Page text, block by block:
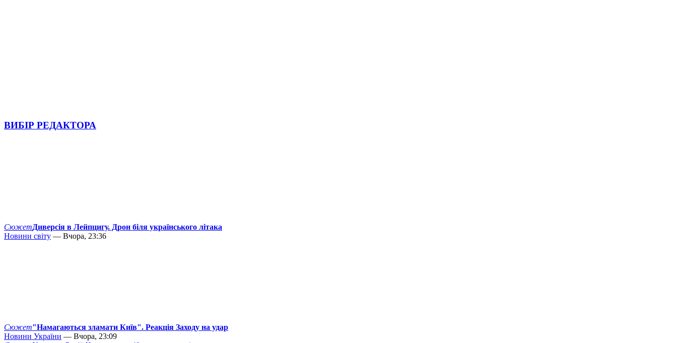
ВИБІР РЕДАКТОРА
СюжетДиверсія в Лейпцигу. Дрон біля українського літака
Новини світу — Вчора, 23:36
Сюжет"Намагаються зламати Київ". Реакція Заходу на удар
Новини України — Вчора, 23:09